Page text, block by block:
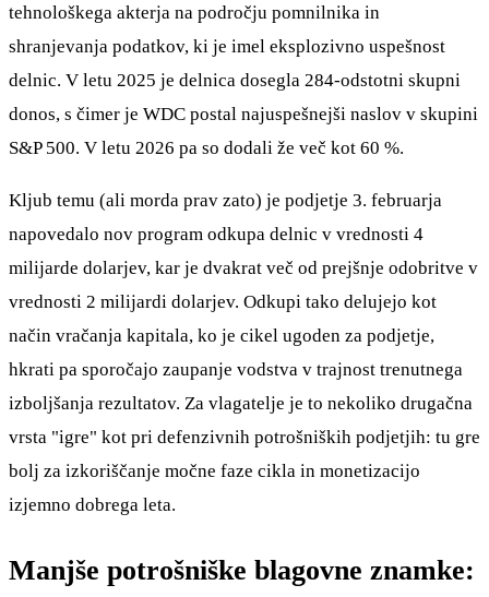
tehnološkega akterja na področju pomnilnika in
shranjevanja podatkov, ki je imel eksplozivno uspešnost
delnic. V letu 2025 je delnica dosegla 284-odstotni skupni
donos, s čimer je WDC postal najuspešnejši naslov v skupini
S&P 500. V letu 2026 pa so dodali že več kot 60 %.
Kljub temu (ali morda prav zato) je podjetje 3. februarja
napovedalo nov program odkupa delnic v vrednosti 4
milijarde dolarjev, kar je dvakrat več od prejšnje odobritve v
vrednosti 2 milijardi dolarjev. Odkupi tako delujejo kot
način vračanja kapitala, ko je cikel ugoden za podjetje,
hkrati pa sporočajo zaupanje vodstva v trajnost trenutnega
izboljšanja rezultatov. Za vlagatelje je to nekoliko drugačna
vrsta "igre" kot pri defenzivnih potrošniških podjetjih: tu gre
bolj za izkoriščanje močne faze cikla in monetizacijo
izjemno dobrega leta.
Manjše potrošniške blagovne znamke: